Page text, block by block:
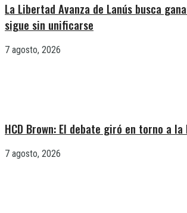
La Libertad Avanza de Lanús busca
sigue sin unificarse
7 agosto, 2026
HCD Brown: El debate giró en torno a
7 agosto, 2026